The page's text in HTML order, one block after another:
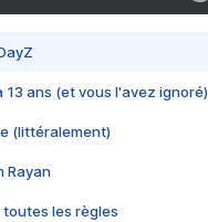
13 ans (et vous l'avez ignoré)
(littéralement)
Rayan
toutes les règles